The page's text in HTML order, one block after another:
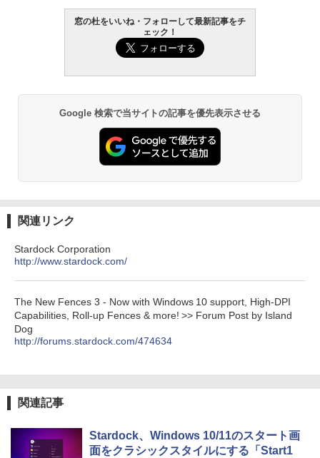
Microsoft Office Home & Business 202
4(最新 永続版)|オンラインコード版|Wind
ows11、10/mac対応|PC2台
￥39,582
Robloxギフトカード - 2,000 Robux 【限
定バーチャルアイテムを含む】 【オンラ
ラインコード版
￥1,600
Windows版 | Minecraft (マインクラフ
ト): Java & Bedrock Edition | オンライ
ズ (はぴーイラストLabo)
￥480
非エンジニア 初心者 素人 でも安心 使い
方 マニュアル AI副業にもコンテンツ作成
にもKindle出版にも！ 非エンジニアのた
めのAIコーディング入門シリーズ
￥99
ードウェア・市販ソフトウェアのパーフ
ェクトリストと最新エミュレータ紹介
￥1,600
Amazon Kindle - 目に優しい、かさばら
ない、大きな画面で読みやすい、6週間持
続バッテリー、6インチディスプレイ電子
書籍リーダー、ブラック、16GB、広告な
し
ション (32GB) 7インチディスプレイ、明
るさ自動調整、色調調節ライト、12週間
持続バッテリー、広告なし、メタリック
イ、色調調節ライト、最大8週間持続バッ
￥31,980
￥115,980
窓の杜をいいね・フォローして最新記事をチ
ェック！
Google 検索で当サイトの記事を優先表示させる
関連リンク
Stardock Corporation
http://www.stardock.com/
The New Fences 3 - Now with Windows 10 support, High-DPI
Capabilities, Roll-up Fences & more! >> Forum Post by Island
Dog
http://forums.stardock.com/474634
関連記事
Stardock、Windows 10/11のスタート画
面をクラシックスタイルにする「Start1